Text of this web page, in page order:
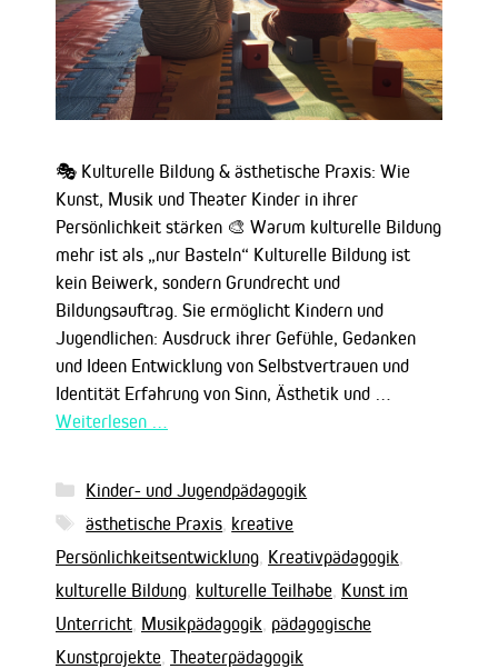
🎭 Kulturelle Bildung & ästhetische Praxis: Wie
Kunst, Musik und Theater Kinder in ihrer
Persönlichkeit stärken 🎨 Warum kulturelle Bildung
mehr ist als „nur Basteln“ Kulturelle Bildung ist
kein Beiwerk, sondern Grundrecht und
Bildungsauftrag. Sie ermöglicht Kindern und
Jugendlichen: Ausdruck ihrer Gefühle, Gedanken
und Ideen Entwicklung von Selbstvertrauen und
Identität Erfahrung von Sinn, Ästhetik und …
Weiterlesen …
Kategorien
Kinder- und Jugendpädagogik
Schlagwörter
ästhetische Praxis kreative
Persönlichkeitsentwicklung Kreativpädagogik
kulturelle Bildung kulturelle Teilhabe Kunst im
Unterricht Musikpädagogik pädagogische
Kunstprojekte Theaterpädagogik